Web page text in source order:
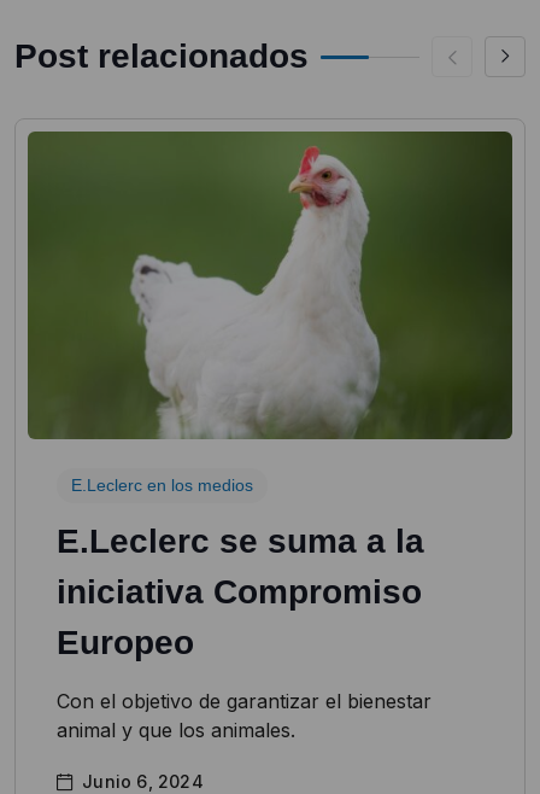
Post relacionados
E.Leclerc en los medios
E.Leclerc se suma a la
iniciativa Compromiso
Europeo
Con el objetivo de garantizar el bienestar
animal y que los animales.
Junio 6, 2024